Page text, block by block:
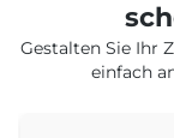
Gestalten Sie Ihr
einfach